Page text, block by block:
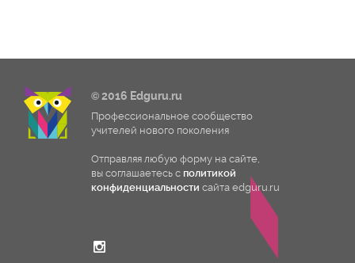
© 2016 Edguru.ru
Профессиональное сообщество
учителей нового поколения
Отправляя любую форму на сайте,
вы соглашаетесь с политикой
конфиденциальности сайта edguru.ru